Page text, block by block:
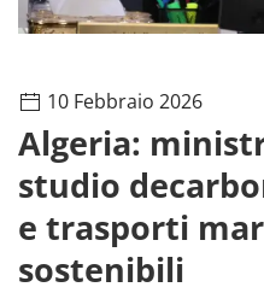
10 Febbraio 2026
Algeria:
studio
e trasporti
sostenibili